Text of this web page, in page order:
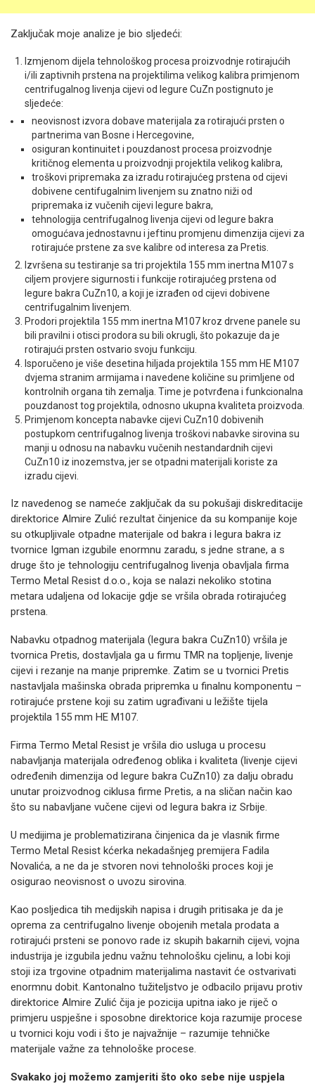
Zaključak moje analize je bio sljedeći:
Izmjenom dijela tehnološkog procesa proizvodnje rotirajućih
i/ili zaptivnih prstena na projektilima velikog kalibra primjenom
centrifugalnog livenja cijevi od legure CuZn postignuto je
sljedeće:
neovisnost izvora dobave materijala za rotirajući prsten o
partnerima van Bosne i Hercegovine,
osiguran kontinuitet i pouzdanost procesa proizvodnje
kritičnog elementa u proizvodnji projektila velikog kalibra,
troškovi pripremaka za izradu rotirajućeg prstena od cijevi
dobivene centifugalnim livenjem su znatno niži od
pripremaka iz vučenih cijevi legure bakra,
tehnologija centrifugalnog livenja cijevi od legure bakra
omogućava jednostavnu i jeftinu promjenu dimenzija cijevi za
rotirajuće prstene za sve kalibre od interesa za Pretis.
Izvršena su testiranje sa tri projektila 155 mm inertna M107 s
ciljem provjere sigurnosti i funkcije rotirajućeg prstena od
legure bakra CuZn10, a koji je izrađen od cijevi dobivene
centrifugalnim livenjem.
Prodori projektila 155 mm inertna M107 kroz drvene panele su
bili pravilni i otisci prodora su bili okrugli, što pokazuje da je
rotirajući prsten ostvario svoju funkciju.
Isporučeno je više desetina hiljada projektila 155 mm HE M107
dvjema stranim armijama i navedene količine su primljene od
kontrolnih organa tih zemalja. Time je potvrđena i funkcionalna
pouzdanost tog projektila, odnosno ukupna kvaliteta proizvoda.
Primjenom koncepta nabavke cijevi CuZn10 dobivenih
postupkom centrifugalnog livenja troškovi nabavke sirovina su
manji u odnosu na nabavku vučenih nestandardnih cijevi
CuZn10 iz inozemstva, jer se otpadni materijali koriste za
izradu cijevi.
Iz navedenog se nameće zaključak da su pokušaji diskreditacije
direktorice Almire Zulić rezultat činjenice da su kompanije koje
su otkupljivale otpadne materijale od bakra i legura bakra iz
tvornice Igman izgubile enormnu zaradu, s jedne strane, a s
druge što je tehnologiju centrifugalnog livenja obavljala firma
Termo Metal Resist d.o.o., koja se nalazi nekoliko stotina
metara udaljena od lokacije gdje se vršila obrada rotirajućeg
prstena.
Nabavku otpadnog materijala (legura bakra CuZn10) vršila je
tvornica Pretis, dostavljala ga u firmu TMR na topljenje, livenje
cijevi i rezanje na manje pripremke. Zatim se u tvornici Pretis
nastavljala mašinska obrada pripremka u finalnu komponentu –
rotirajuće prstene koji su zatim ugrađivani u ležište tijela
projektila 155 mm HE M107.
Firma Termo Metal Resist je vršila dio usluga u procesu
nabavljanja materijala određenog oblika i kvaliteta (livenje cijevi
određenih dimenzija od legure bakra CuZn10) za dalju obradu
unutar proizvodnog ciklusa firme Pretis, a na sličan način kao
što su nabavljane vučene cijevi od legura bakra iz Srbije.
U medijima je problematizirana činjenica da je vlasnik firme
Termo Metal Resist kćerka nekadašnjeg premijera Fadila
Novalića, a ne da je stvoren novi tehnološki proces koji je
osigurao neovisnost o uvozu sirovina.
Kao posljedica tih medijskih napisa i drugih pritisaka je da je
oprema za centrifugalno livenje obojenih metala prodata a
rotirajući prsteni se ponovo rade iz skupih bakarnih cijevi, vojna
industrija je izgubila jednu važnu tehnološku cjelinu, a lobi koji
stoji iza trgovine otpadnim materijalima nastavit će ostvarivati
enormnu dobit. Kantonalno tužiteljstvo je odbacilo prijavu protiv
direktorice Almire Zulić čija je pozicija upitna iako je riječ o
primjeru uspješne i sposobne direktorice koja razumije procese
u tvornici koju vodi i što je najvažnije – razumije tehničke
materijale važne za tehnološke procese.
Svakako joj možemo zamjeriti što oko sebe nije uspjela